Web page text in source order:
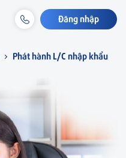
Đăng nhập
Phát hành L/C nhập khẩu